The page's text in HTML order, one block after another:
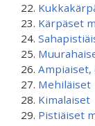
Kärpäset
Mehiläiset
Kimalaiset
Pistiäiset